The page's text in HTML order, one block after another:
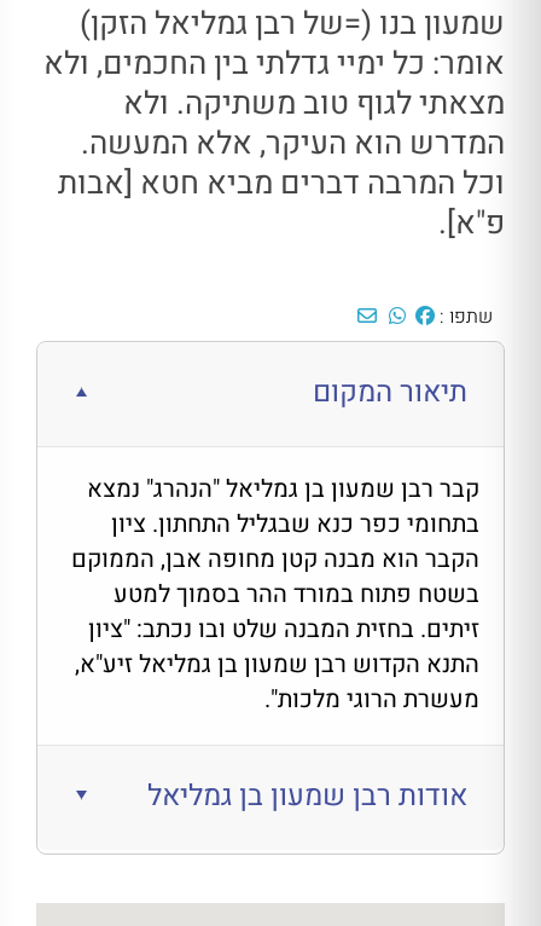
שמעון בנו (=של רבן גמליאל הזקן)
אומר: כל ימיי גדלתי בין החכמים, ולא
מצאתי לגוף טוב משתיקה. ולא
המדרש הוא העיקר, אלא המעשה.
וכל המרבה דברים מביא חטא [אבות
פ"א].
שתפו :
תיאור המקום
קבר רבן שמעון בן גמליאל "הנהרג" נמצא
בתחומי כפר כנא שבגליל התחתון. ציון
הקבר הוא מבנה קטן מחופה אבן, הממוקם
בשטח פתוח במורד ההר בסמוך למטע
זיתים. בחזית המבנה שלט ובו נכתב: "ציון
התנא הקדוש רבן שמעון בן גמליאל זיע"א,
מעשרת הרוגי מלכות".
אודות רבן שמעון בן גמליאל